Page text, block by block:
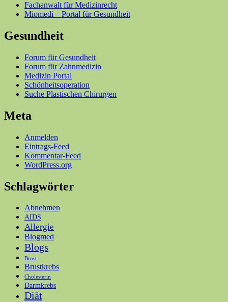
Fachanwalt für Medizinrecht
Miomedi – Portal für Gesundheit
Gesundheit
Forum für Gesundheit
Forum für Zahnmedizin
Medizin Portal
Schönheitsoperation
Suche Plastischen Chirurgen
Meta
Anmelden
Eintrags-Feed
Kommentar-Feed
WordPress.org
Schlagwörter
Abnehmen
AIDS
Allergie
Blogmed
Blogs
Brust
Brustkrebs
Cholesterin
Darmkrebs
Diät